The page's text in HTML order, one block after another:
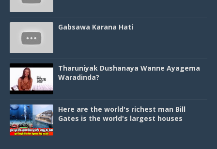
Gabsawa Karana Hati
Tharuniyak Dushanaya Wanne Ayagema
Waradinda?
Here are the world's richest man Bill
Gates is the world's largest houses